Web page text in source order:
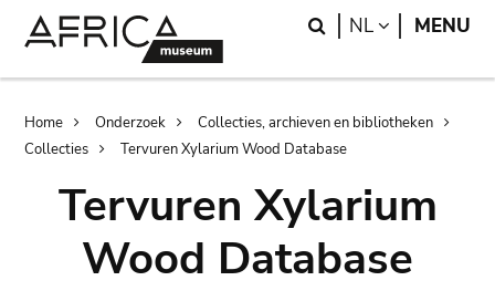
Search
NL LANGUAGE
MENU
Breadcrumb
Home Onderzoek
Collecties, archieven en bibliotheken
Collecties
Tervuren Xylarium Wood Database
Tervuren Xylarium
Wood Database